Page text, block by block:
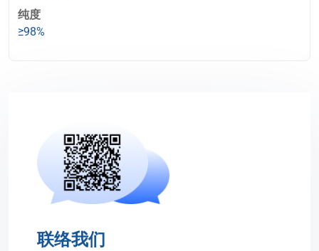
纯度
≥98%
联络我们